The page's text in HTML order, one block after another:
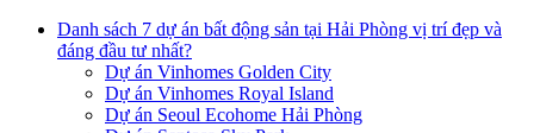
Danh sách 7 dự án bất động sản tại Hải Phòng vị trí đẹp và
đáng đầu tư nhất?
Dự án Vinhomes Golden City
Dự án Vinhomes Royal Island
Dự án Seoul Ecohome Hải Phòng